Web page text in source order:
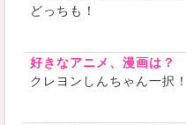
どっちも！
好きなアニメ、漫画は？
クレヨンしんちゃん一択！